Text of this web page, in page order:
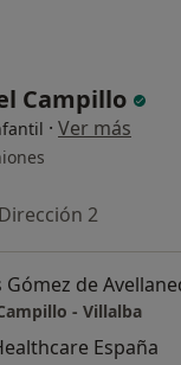
Campillo
· Ver más
Dirección 2
- Villalba
España